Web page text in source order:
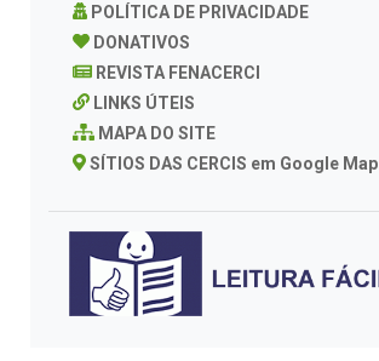
POLÍTICA DE PRIVACIDADE
DONATIVOS
REVISTA FENACERCI
LINKS ÚTEIS
MAPA DO SITE
SÍTIOS DAS CERCIS em Google Map